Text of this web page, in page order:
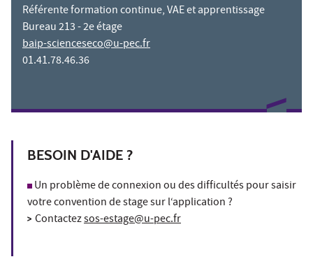
Référente formation continue, VAE et apprentissage
Bureau 213 - 2e étage
baip-scienceseco@u-pec.fr
01.41.78.46.36
BESOIN D'AIDE ?
Un problème de connexion ou des difficultés pour saisir
votre convention de stage sur l‘application ?
> Contactezsos-estage@u-pec.fr